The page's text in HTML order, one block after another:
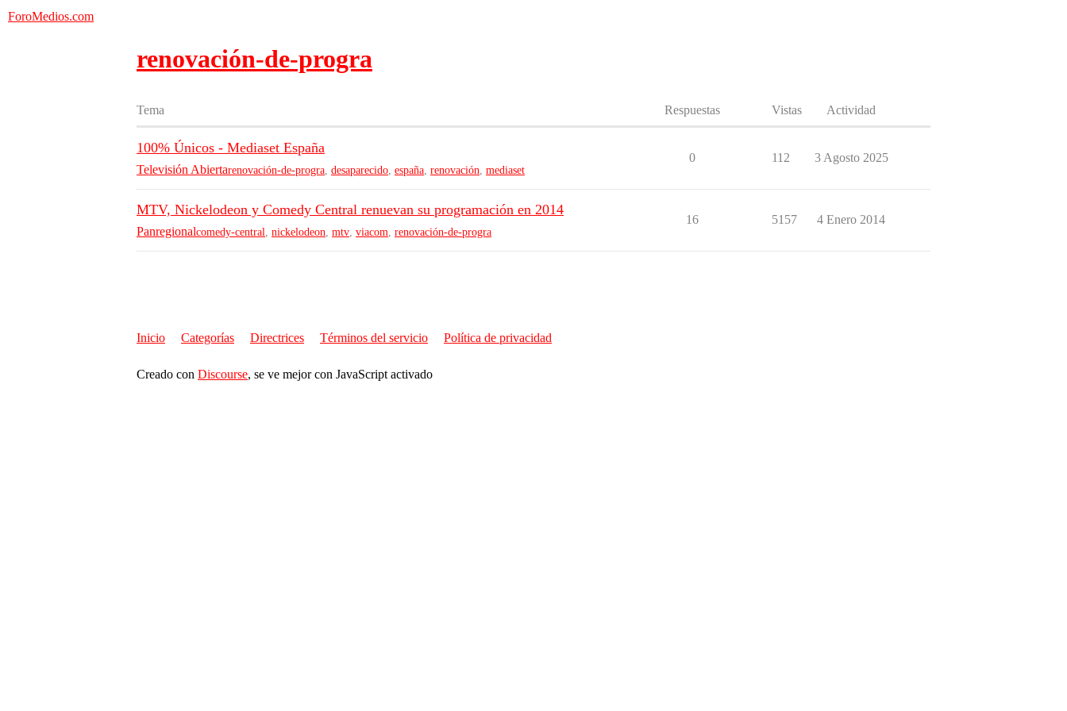
ForoMedios.com
renovación-de-progra
Tema Respuestas Vistas Actividad
100% Únicos - Mediaset España
Televisión Abiertarenovación-de-progra desaparecido españa renovación mediaset
0 112 3 Agosto 2025
MTV, Nickelodeon y Comedy Central renuevan su programación en 2014
Panregionalcomedy-central nickelodeon mtv viacom renovación-de-progra
16 5157 4 Enero 2014
Inicio Categorías Directrices Términos del servicio Política de privacidad
Creado con Discourse, se ve mejor con JavaScript activado